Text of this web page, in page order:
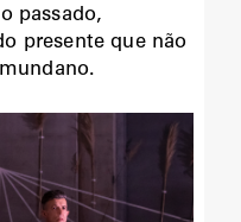
passado,
presente que não